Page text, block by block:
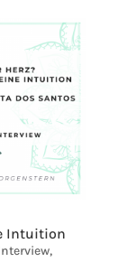
Intuition
,